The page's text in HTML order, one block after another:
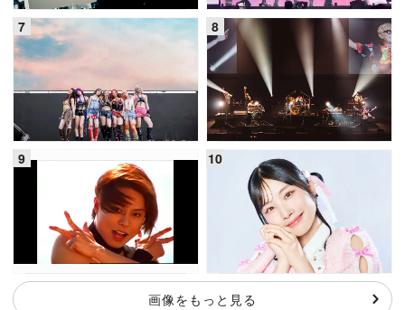
画像をもっと見る